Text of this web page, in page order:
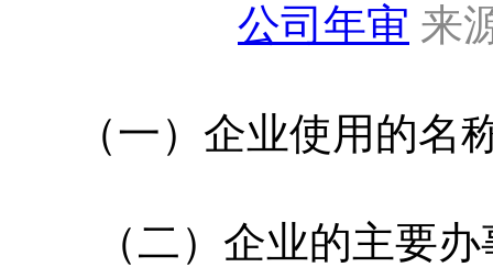
公司年审 来
（一）企业使用的名
（二）企业的主要办